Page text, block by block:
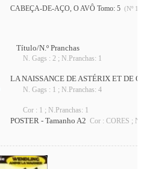
CABEÇA-DE-AÇO, O AVÔ Tomo: 5 (Nº
Título/N.º Pranchas
N. Gags : 2 ; N.Pranchas: 1
LA NAISSANCE DE ASTÉRIX ET DE
N. Gags : 1 ; N.Pranchas: 4
Cor : 1 ; N.Pranchas: 1
POSTER - Tamanho A2 Cor : CORES ;